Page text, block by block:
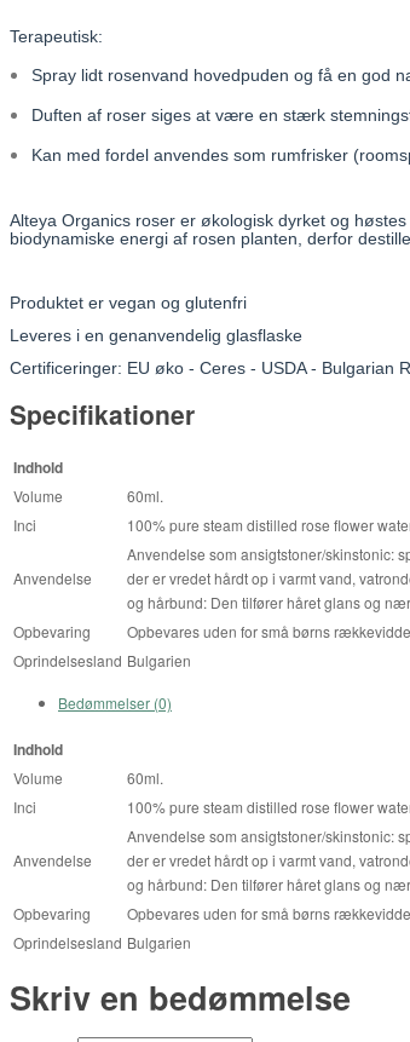
Terapeutisk:
Spray lidt rosenvand hovedpuden og få en god
Duften af roser siges at være en stærk
Kan med fordel anvendes som rumfrisker
Alteya Organics roser er økologisk dyrket og
biodynamiske energi af rosen planten, derfor
Produktet er vegan og glutenfri
Leveres i en genanvendelig glasflaske
Certificeringer: EU øko - Ceres - USDA - Bulgarian
Specifikationer
Indhold
Volume
60ml.
Inci
100% pure steam distilled rose flower
Anvendelse
Anvendelse som ansigtstoner/skinstonic:
der er vredet hårdt op i varmt vand,
og hårbund: Den tilfører håret glans og
Opbevaring
Opbevares uden for små børns
Oprindelsesland Bulgarien
Bedømmelser (0)
Indhold
Volume
60ml.
Inci
100% pure steam distilled rose flower
Anvendelse
Anvendelse som ansigtstoner/skinstonic:
der er vredet hårdt op i varmt vand,
og hårbund: Den tilfører håret glans og
Opbevaring
Opbevares uden for små børns
Oprindelsesland Bulgarien
Skriv en bedømmelse